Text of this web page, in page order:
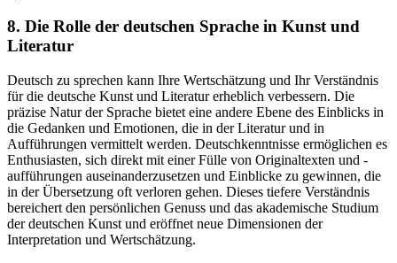
8. Die Rolle der deutschen Sprache in Kunst und
Literatur
Deutsch zu sprechen kann Ihre Wertschätzung und Ihr Verständnis
für die deutsche Kunst und Literatur erheblich verbessern. Die
präzise Natur der Sprache bietet eine andere Ebene des Einblicks in
die Gedanken und Emotionen, die in der Literatur und in
Aufführungen vermittelt werden. Deutschkenntnisse ermöglichen es
Enthusiasten, sich direkt mit einer Fülle von Originaltexten und -
aufführungen auseinanderzusetzen und Einblicke zu gewinnen, die
in der Übersetzung oft verloren gehen. Dieses tiefere Verständnis
bereichert den persönlichen Genuss und das akademische Studium
der deutschen Kunst und eröffnet neue Dimensionen der
Interpretation und Wertschätzung.